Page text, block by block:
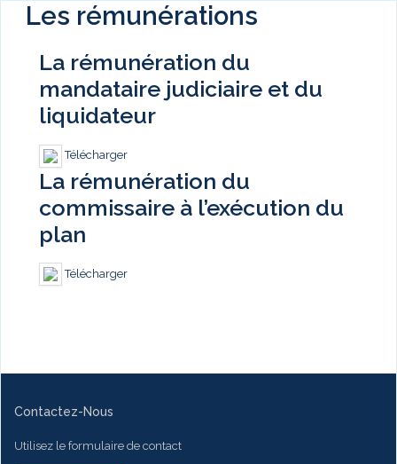
Les rémunérations
La rémunération du
mandataire judiciaire et du
liquidateur
Télécharger
La rémunération du
commissaire à l’exécution du
plan
Télécharger
Contactez-Nous
Utilisez le formulaire de contact